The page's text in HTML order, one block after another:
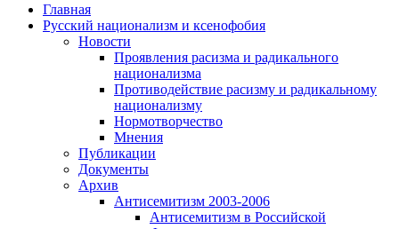
Главная
Русский национализм и ксенофобия
Новости
Проявления расизма и радикального
национализма
Противодействие расизму и радикальному
национализму
Нормотворчество
Мнения
Публикации
Документы
Архив
Антисемитизм 2003-2006
Антисемитизм в Российской